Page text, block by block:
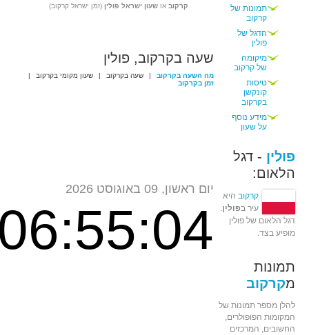
תמונות של
קרקוב
הדגל של
פולין
מיקומה
של קרקוב
טיסות
קונקשן
בקרקוב
מידע נוסף
על שעון
פולין - דגל
הלאום:
קרקוב היא
עיר בפולין.
דגל הלאום של פולין
מופיע בצד.
תמונות
מקרקוב
להלן מספר תמונות של
המקומות הפופולרים,
החשובים, המרכזים
קרקוב או שעון ישראל פולין (זמן ישראל קרקוב)
שעה בקרקוב, פולין
מה השעה בקרקוב | שעה בקרקוב | שעון מקומי בקרקוב
|
זמן בקרקוב
יום ראשון, 09 באוגוסט 2026